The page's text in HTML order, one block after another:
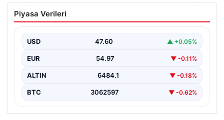
Altın fiyatları canlı 8 Nisan 2026: Altın
fiyatları ne kadar oldu? Gram, çeyrek,
fiyatları
Piyasa Verileri
USD 47.60 ▲ +0.05%
EUR 54.97 ▼ -0.11%
ALTIN 6484.1 ▼ -0.18%
BTC 3062597 ▼ -0.62%